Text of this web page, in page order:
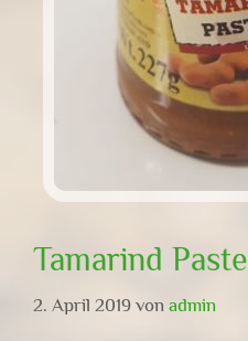
Tamarind Paste
2. April 2019 von admin